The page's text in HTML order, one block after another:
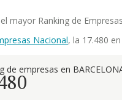
mayor Ranking de
Nacional, la 17.480
de empresas en